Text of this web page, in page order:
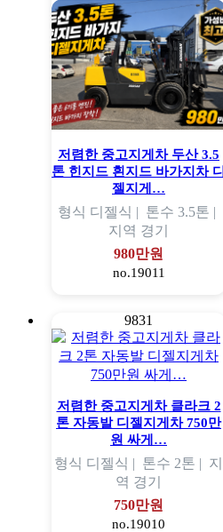
저렴한 중고지게차 두산 3.5
톤 힌지드 흰지드 바가지차 디
젤지게…
형식 디젤식 | 톤수 3.5톤 |
지역 경기
980만원
no.19011
9831
저렴한 중고지게차 클라크 2
톤 자동발 디젤지게차 750만
원 싸게…
형식 디젤식 | 톤수 2톤 | 지
역 경기
750만원
no.19010